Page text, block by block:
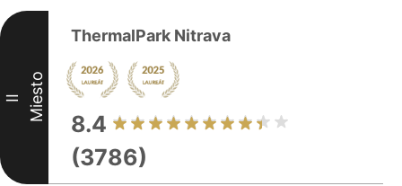
II Miesto
ThermalPark Nitrava
8.4
(3786)